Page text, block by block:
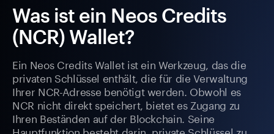
Was ist ein Neos Credits
(NCR) Wallet?
Ein Neos Credits Wallet ist ein Werkzeug, das die
privaten Schlüssel enthält, die für die Verwaltung
Ihrer NCR-Adresse benötigt werden. Obwohl es
NCR nicht direkt speichert, bietet es Zugang zu
Ihren Beständen auf der Blockchain. Seine